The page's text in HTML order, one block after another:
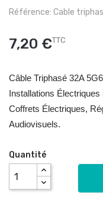
Référence: Cable
7,20 €TTC
Câble Triphasé 32A
Installations Électriques
Coffrets Électriques,
Audiovisuels.
Quantité